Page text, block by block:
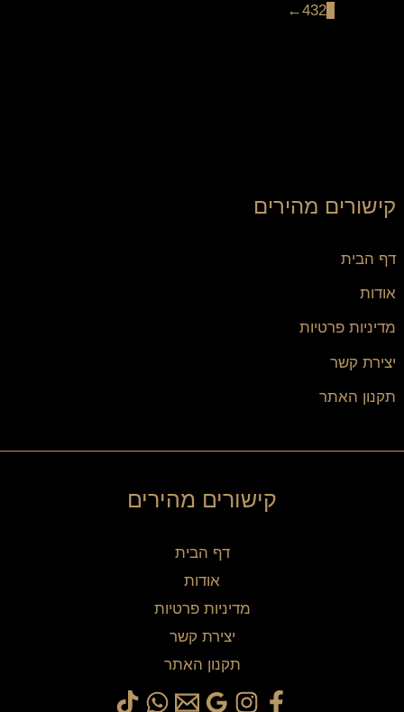
קישורים מהירים
דף הבית
אודות
מדיניות פרטיות
יצירת קשר
תקנון האתר
1
2
3
4
←
קישורים מהירים
דף הבית
אודות
מדיניות פרטיות
יצירת קשר
תקנון האתר